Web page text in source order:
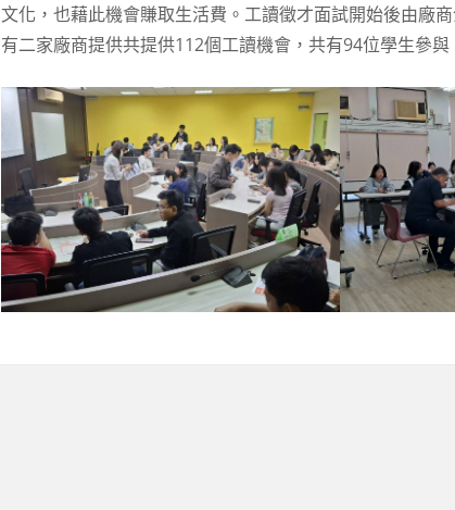
文化，也藉此機會賺取生活費。工讀徵才面試開始後由廠
有二家廠商提供共提供112個工讀機會，共有94位學生參與